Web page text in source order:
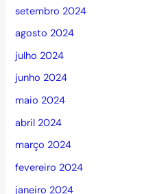
setembro 2024
agosto 2024
julho 2024
junho 2024
maio 2024
abril 2024
março 2024
fevereiro 2024
janeiro 2024